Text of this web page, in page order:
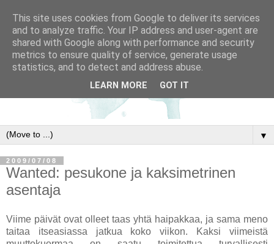
▼
2009/07/08
Wanted: pesukone ja kaksimetrinen
asentaja
Viime päivät ovat olleet taas yhtä haipakkaa, ja sama meno
taitaa itseasiassa jatkua koko viikon. Kaksi viimeistä
This site uses cookies from Google to deliver its services
and to analyze traffic. Your IP address and user-agent are
shared with Google along with performance and security
metrics to ensure quality of service, generate usage
statistics, and to detect and address abuse.
LEARN MORE GOT IT